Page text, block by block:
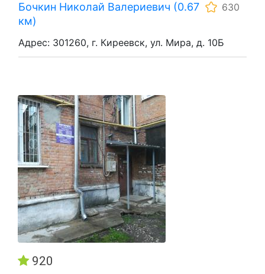
Бочкин Николай Валериевич (0.67
км)
630
Адрес: 301260, г. Киреевск, ул. Мира, д. 10Б
920